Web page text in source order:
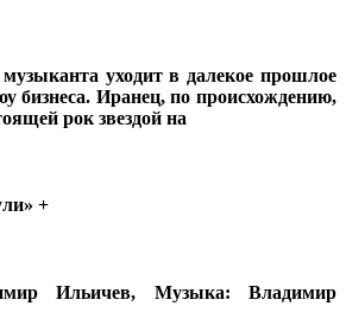
уходит в далекое прошлое
бизнеса. Иранец, по происхождению,
рок звездой на
+
Ильичев, Музыка: Владимир